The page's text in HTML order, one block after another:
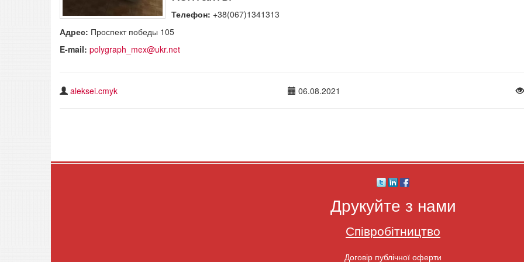
Телефон: +38(067)1341313
Адрес: Проспект победы 105
E-mail: polygraph_mex@ukr.net
aleksei.cmyk 06.08.2021
Друкуйте з нами
Співробітництво
Договір публічної оферти